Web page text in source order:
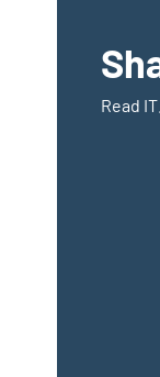
content
Read